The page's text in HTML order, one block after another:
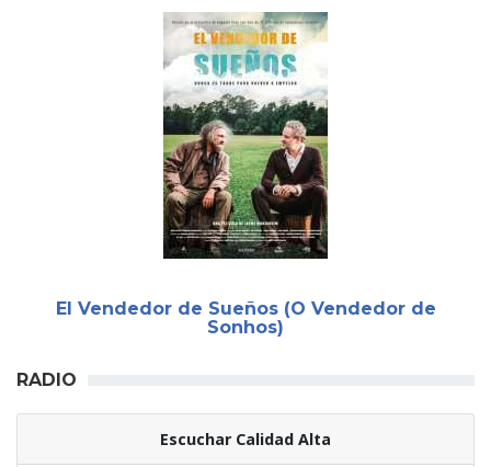
El Vendedor de Sueños (O Vendedor de
Sonhos)
RADIO
Escuchar Calidad Alta